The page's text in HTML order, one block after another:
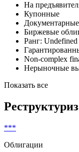
На
Купонные
Документарные
Биржевые
Ранг: Undefined
Non-complex
Нерыночные
Показать все
***
Облигации